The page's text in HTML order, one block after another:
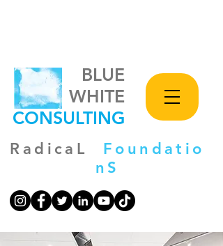
BLUE
WHITE
CONSULTING
RadicaL
Foundatio
nS